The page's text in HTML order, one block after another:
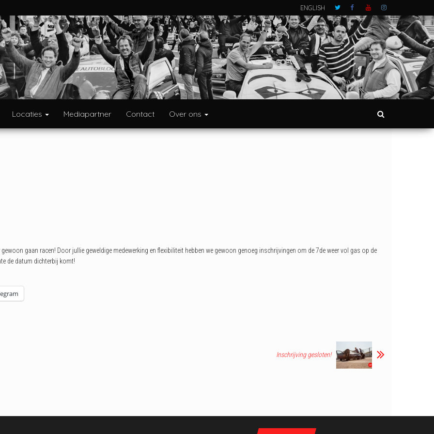
ENGLISH
Locaties Mediapartner Contact Over ons
gaan racen! Door jullie geweldige medewerking en flexibiliteit hebben we gewoon genoeg inschrijvingen om de 7de weer vol gas op de
de datum dichterbij komt!
Inschrijving gesloten!